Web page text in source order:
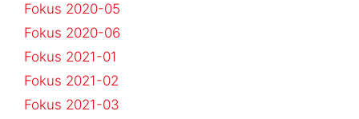
Fokus 2020-05
Fokus 2020-06
Fokus 2021-01
Fokus 2021-02
Fokus 2021-03